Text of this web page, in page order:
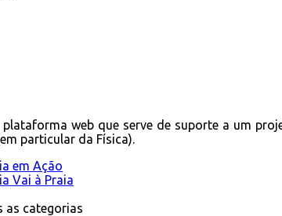
web que serve de suporte a um
particular da Física).
em Ação
Vai à Praia
as categorias